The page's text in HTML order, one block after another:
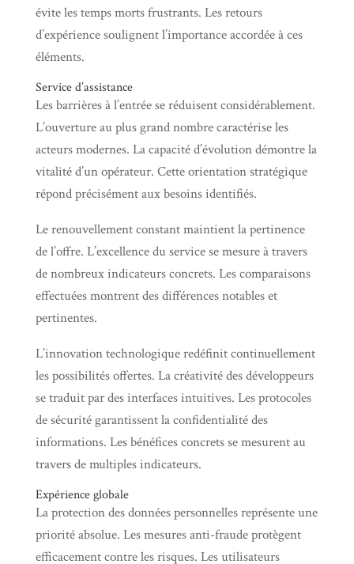
évite les temps morts frustrants. Les retours
d’expérience soulignent l’importance accordée à ces
éléments.
Service d’assistance
Les barrières à l’entrée se réduisent considérablement.
L’ouverture au plus grand nombre caractérise les
acteurs modernes. La capacité d’évolution démontre la
vitalité d’un opérateur. Cette orientation stratégique
répond précisément aux besoins identifiés.
Le renouvellement constant maintient la pertinence
de l’offre. L’excellence du service se mesure à travers
de nombreux indicateurs concrets. Les comparaisons
effectuées montrent des différences notables et
pertinentes.
L’innovation technologique redéfinit continuellement
les possibilités offertes. La créativité des développeurs
se traduit par des interfaces intuitives. Les protocoles
de sécurité garantissent la confidentialité des
informations. Les bénéfices concrets se mesurent au
travers de multiples indicateurs.
Expérience globale
La protection des données personnelles représente une
priorité absolue. Les mesures anti-fraude protègent
efficacement contre les risques. Les utilisateurs